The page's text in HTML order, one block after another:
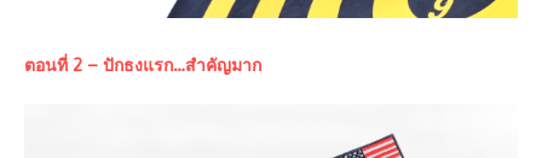
ตอนที่ 2 – ปักธงแรก…สำคัญมาก